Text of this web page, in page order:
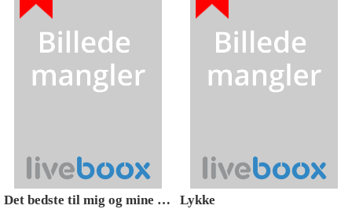
Det bedste til mig og mine venner Lykke